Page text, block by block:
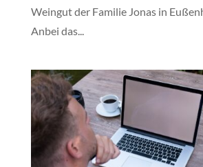
Weingut der Familie Jonas in
Anbei das...